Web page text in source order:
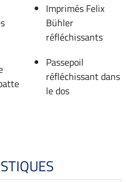
Imprimés Felix
Bühler
réfléchissants
Passepoil
réfléchissant dans
le dos